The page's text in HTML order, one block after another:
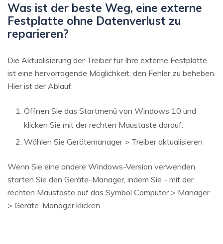
Was ist der beste Weg, eine externe
Festplatte ohne Datenverlust zu
reparieren?
Die Aktualisierung der Treiber für Ihre externe Festplatte
ist eine hervorragende Möglichkeit, den Fehler zu beheben.
Hier ist der Ablauf:
Öffnen Sie das Startmenü von Windows 10 und
klicken Sie mit der rechten Maustaste darauf.
Wählen Sie Gerätemanager > Treiber aktualisieren
Wenn Sie eine andere Windows-Version verwenden,
starten Sie den Geräte-Manager, indem Sie - mit der
rechten Maustaste auf das Symbol Computer > Manager
> Geräte-Manager klicken.